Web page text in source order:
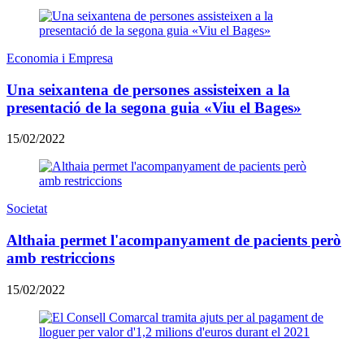
Economia i Empresa
Una seixantena de persones assisteixen a la
presentació de la segona guia «Viu el Bages»
15/02/2022
Societat
Althaia permet l'acompanyament de pacients però
amb restriccions
15/02/2022